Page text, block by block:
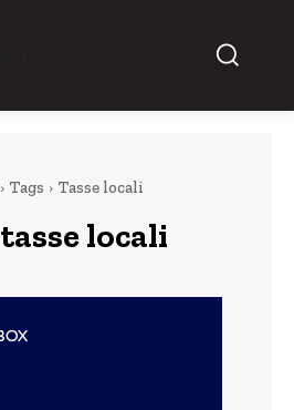
Tags Tasse locali
tasse locali